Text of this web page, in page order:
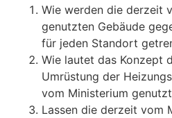
Wie werden die derzeit
genutzten Gebäude
für jeden Standort
Wie lautet das Konzept
Umrüstung der
vom Ministerium
Lassen die derzeit vom